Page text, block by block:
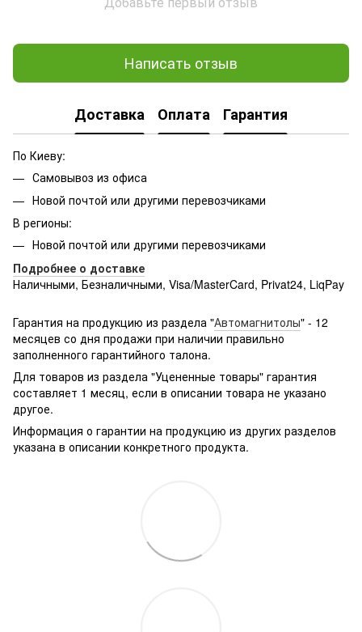
Написать отзыв
Доставка Оплата Гарантия
По Киеву:
Самовывоз из офиса
Новой почтой или другими перевозчиками
В регионы:
Новой почтой или другими перевозчиками
Подробнее о доставке
Наличными, Безналичными, Visa/MasterCard, Privat24, LiqPay
g361hhadsek/p3316040/#
Гарантия на продукцию из раздела "Автомагнитолы" - 12
месяцев со дня продажи при наличии правильно
заполненного гарантийного талона.
Для товаров из раздела "Уцененные товары" гарантия
составляет 1 месяц, если в описании товара не указано
другое.
Информация о гарантии на продукцию из других разделов
указана в описании конкретного продукта.